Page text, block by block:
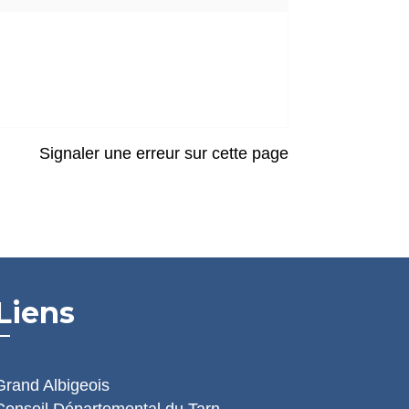
Signaler une erreur sur cette page
Albigeois